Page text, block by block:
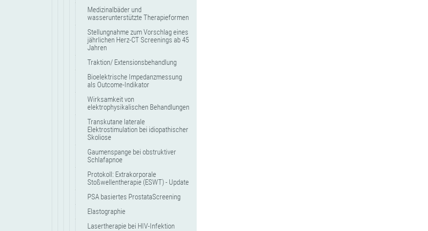
Medizinalbäder und
wasserunterstützte Therapieformen
Stellungnahme zum Vorschlag eines
jährlichen Herz-CT Screenings ab 45
Jahren
Traktion/ Extensionsbehandlung
Bioelektrische Impedanzmessung
als Outcome-Indikator
Wirksamkeit von
elektrophysikalischen Behandlungen
Transkutane laterale
Elektrostimulation bei idiopathischer
Skoliose
Gaumenspange bei obstruktiver
Schlafapnoe
Protokoll: Extrakorporale
Stoßwellentherapie (ESWT) - Update
PSA basiertes ProstataScreening
Elastographie
Lasertherapie bei HIV-Infektion